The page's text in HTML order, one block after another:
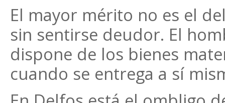
El mayor mérito no es el
sin sentirse deudor. El
dispone de los bienes
cuando se entrega a sí